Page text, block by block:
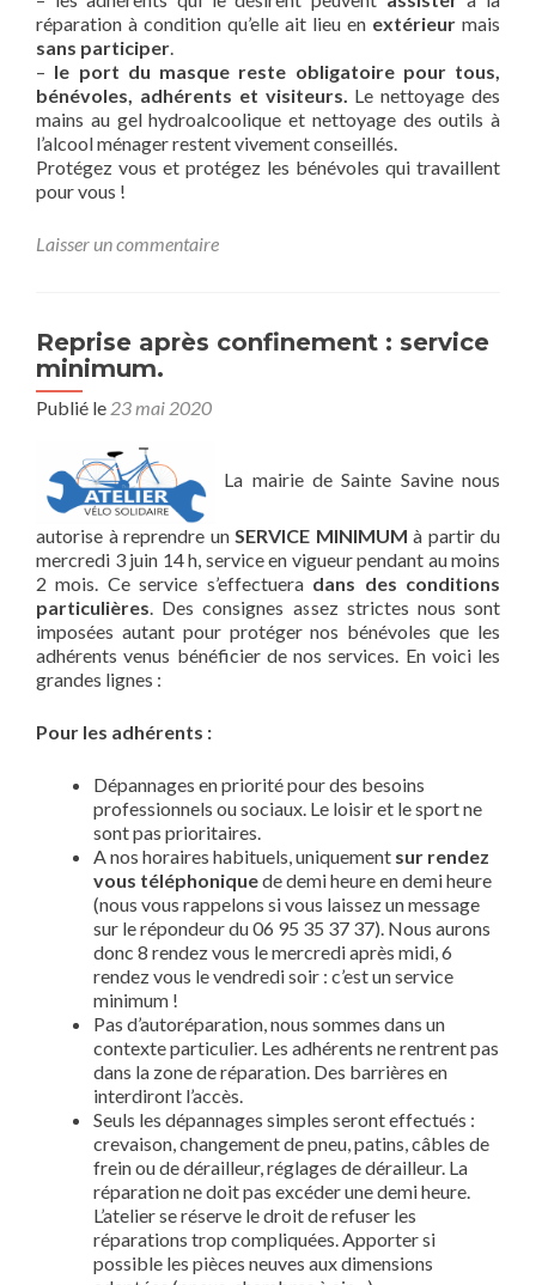
réparation à condition qu’elle ait lieu en extérieur mais
sans participer
– le port du masque reste obligatoire pour tous,
bénévoles, adhérents et visiteurs. Le nettoyage des
mains au gel hydroalcoolique et nettoyage des outils à
l’alcool ménager restent vivement conseillés.
Protégez vous et protégez les bénévoles qui travaillent
pour vous !
Laisser un commentaire
Reprise après confinement : service
minimum.
Publié le 23 mai 2020
La mairie de Sainte Savine nous
autorise à reprendre un SERVICE MINIMUM à partir du
mercredi 3 juin 14 h, service en vigueur pendant au moins
2 mois. Ce service s’effectuera dans des conditions
particulières . Des consignes assez strictes nous sont
imposées autant pour protéger nos bénévoles que les
adhérents venus bénéficier de nos services. En voici les
grandes lignes :
Pour les adhérents :
Dépannages en priorité pour des besoins
professionnels ou sociaux. Le loisir et le sport ne
sont pas prioritaires.
A nos horaires habituels, uniquement sur rendez
vous téléphoniquede demi heure en demi heure
(nous vous rappelons si vous laissez un message
sur le répondeur du 06 95 35 37 37). Nous aurons
donc 8 rendez vous le mercredi après midi, 6
rendez vous le vendredi soir : c’est un service
minimum !
Pas d’autoréparation, nous sommes dans un
contexte particulier. Les adhérents ne rentrent pas
dans la zone de réparation. Des barrières en
interdiront l’accès.
Seuls les dépannages simples seront effectués :
crevaison, changement de pneu, patins, câbles de
frein ou de dérailleur, réglages de dérailleur. La
réparation ne doit pas excéder une demi heure.
L’atelier se réserve le droit de refuser les
réparations trop compliquées. Apporter si
possible les pièces neuves aux dimensions